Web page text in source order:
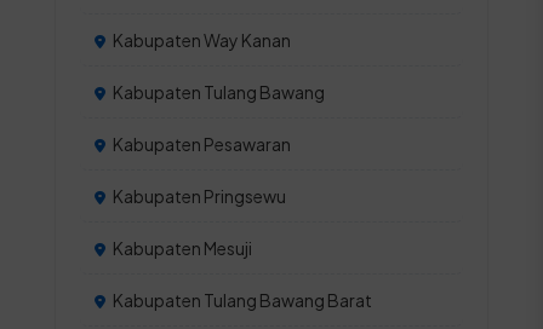
Kabupaten Way Kanan
Kabupaten Tulang Bawang
Kabupaten Pesawaran
Kabupaten Pringsewu
Kabupaten Mesuji
Kabupaten Tulang Bawang Barat